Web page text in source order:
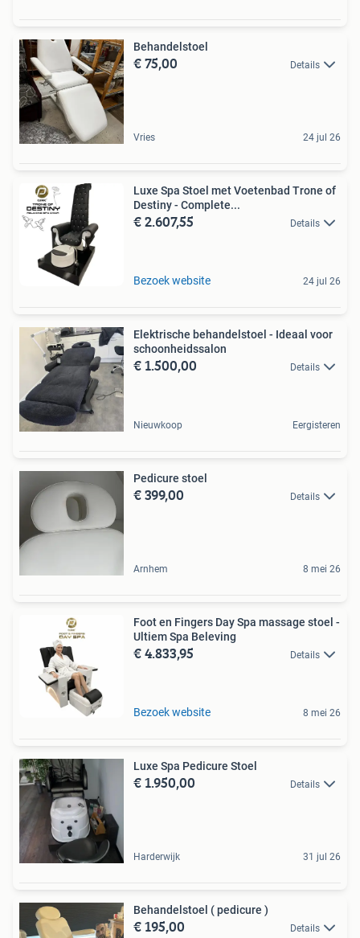
Behandelstoel
€ 75,00 Details
Vries 24 jul 26
Luxe Spa Stoel met Voetenbad Trone of
Destiny - Complete...
€ 2.607,55 Details
Bezoek website 24 jul 26
Elektrische behandelstoel - Ideaal voor
schoonheidssalon
€ 1.500,00 Details
Nieuwkoop Eergisteren
Pedicure stoel
€ 399,00 Details
Arnhem 8 mei 26
Foot en Fingers Day Spa massage stoel -
Ultiem Spa Beleving
€ 4.833,95 Details
Bezoek website 8 mei 26
Luxe Spa Pedicure Stoel
€ 1.950,00 Details
Harderwijk 31 jul 26
Behandelstoel ( pedicure )
€ 195,00 Details